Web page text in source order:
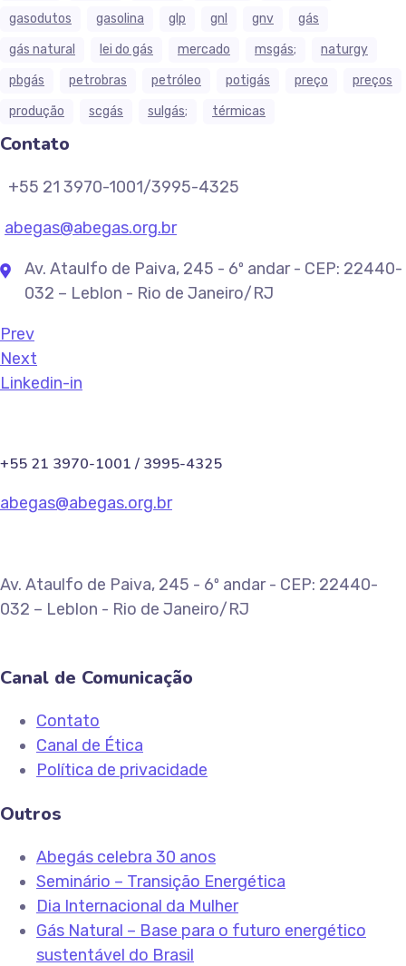
gasodutos
gasolina glp gnl gnv
gás
gás natural
lei do gás mercado msgás;
naturgy
pbgás
petrobras petróleo potigás preço
preços
produção
scgás sulgás; térmicas
Contato
+55 21 3970-1001/3995-4325
abegas@abegas.org.br
Av. Ataulfo de Paiva, 245 - 6º andar - CEP: 22440-
032 – Leblon - Rio de Janeiro/RJ
Prev
Next
Linkedin-in
+55 21 3970-1001 / 3995-4325
abegas@abegas.org.br
Av. Ataulfo de Paiva, 245 - 6º andar - CEP: 22440-
032 – Leblon - Rio de Janeiro/RJ
Canal de Comunicação
Contato
Canal de Ética
Política de privacidade
Outros
Abegás celebra 30 anos
Seminário – Transição Energética
Dia Internacional da Mulher
Gás Natural – Base para o futuro energético
sustentável do Brasil